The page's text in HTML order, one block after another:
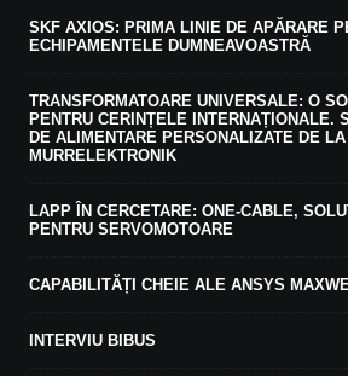
SKF AXIOS: PRIMA LINIE DE APĂRARE
ECHIPAMENTELE DUMNEAVOASTRĂ
TRANSFORMATOARE UNIVERSALE: O
PENTRU CERINȚELE INTERNAȚIONALE.
DE ALIMENTARE PERSONALIZATE DE LA
MURRELEKTRONIK
LAPP ÎN CERCETARE: ONE-CABLE,
PENTRU SERVOMOTOARE
CAPABILITĂȚI CHEIE ALE ANSYS
INTERVIU BIBUS